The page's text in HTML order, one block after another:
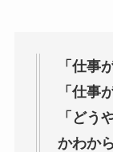
「仕事
「仕事
「どう
かわか